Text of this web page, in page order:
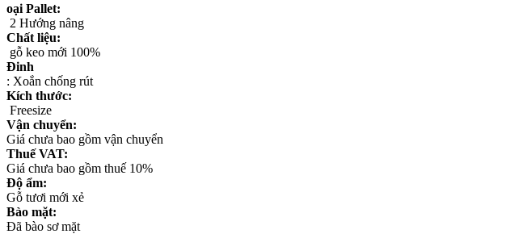
oại Pallet:
2 Hướng nâng
Chất liệu:
gỗ keo mới 100%
Đinh
: Xoắn chống rút
Kích thước:
Freesize
Vận chuyển:
Giá chưa bao gồm vận chuyển
Thuế VAT:
Giá chưa bao gồm thuế 10%
Độ ẩm:
Gỗ tươi mới xẻ
Bào mặt:
Đã bào sơ mặt